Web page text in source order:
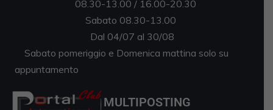
08.30-13.00 / 16.00-20.30
Sabato 08.30-13.00
Dal 04/07 al 30/08
Sabato pomeriggio e Domenica mattina solo su
appuntamento
MULTIPOSTING